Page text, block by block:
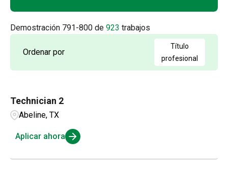
Arkansas
20
California 54
Connecticut
Albuquerque 2
Aldergrove 1
Amarillo
35
67
Mechanics
OSR
Parts and Inventory 3
Demostración 791-800 de 923 trabajos
Ordenar por
Título
profesional
Technician 2
Abeline, TX
Aplicar ahora